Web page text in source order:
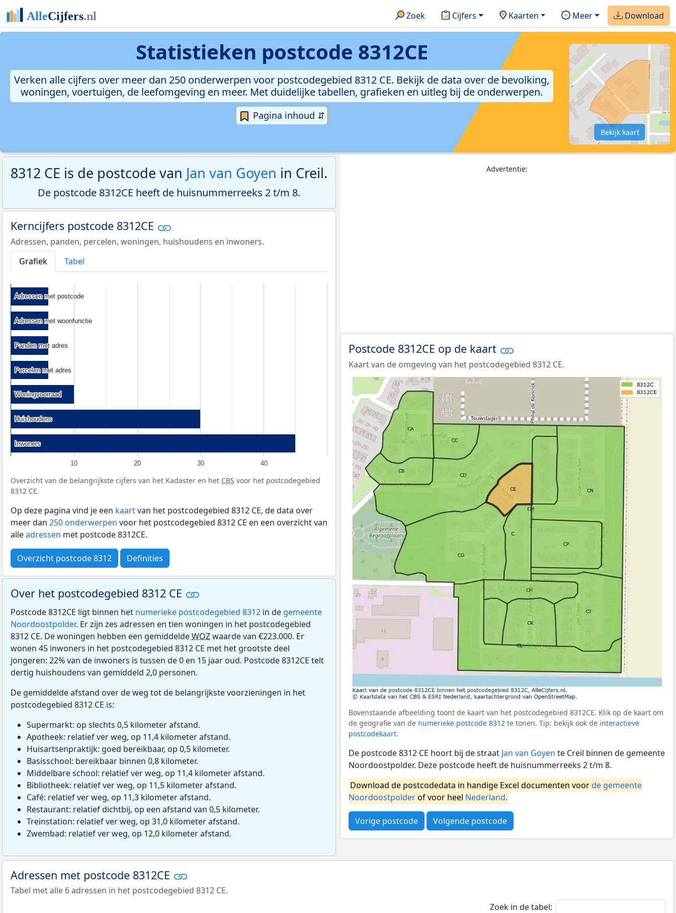
Zoek Cijfers Kaarten Meer Download
Statistieken postcode 8312CE
Verken alle cijfers over meer dan 250 onderwerpen voor postcodegebied 8312 CE. Bekijk de data over de bevolking,
woningen, voertuigen, de leefomgeving en meer. Met duidelijke tabellen, grafieken en uitleg bij de onderwerpen.
Pagina inhoud ⇵
Bekijk kaart
8312 CE is de postcode van Jan van Goyen in Creil.
De postcode 8312CE heeft de huisnummerreeks 2 t/m 8.
Kerncijfers postcode 8312CE
Adressen, panden, percelen, woningen, huishoudens en inwoners.
Grafiek
Tabel
10 20 30 40
Adressen met postcode
Adressen met postcode
Adressen met woonfunctie
Adressen met woonfunctie
Panden met adres
Panden met adres
Percelen met adres
Percelen met adres
Woningvoorraad
Woningvoorraad
Huishoudens
Huishoudens
Inwoners
Inwoners
Overzicht van de belangrijkste cijfers van het Kadaster en het CBS voor het postcodegebied
8312 CE.
Op deze pagina vind je een kaartvan het postcodegebied 8312 CE, de data over
meer dan 250 onderwerpen voor het postcodegebied 8312 CE en een overzicht van
alleadressen met postcode 8312CE.
Overzicht postcode 8312 Definities
Over het postcodegebied 8312 CE
Postcode 8312CE ligt binnen het numerieke postcodegebied 8312 in de gemeente
Noordoostpolder. Er zijn zes adressen en tien woningen in het postcodegebied
8312 CE. De woningen hebben een gemiddeldeWOZwaarde van €223.000. Er
wonen 45 inwoners in het postcodegebied 8312 CE met het grootste deel
jongeren: 22% van de inwoners is tussen de 0 en 15 jaar oud. Postcode 8312CE telt
dertig huishoudens van gemiddeld 2,0 personen.
De gemiddelde afstand over de weg tot de belangrijkste voorzieningen in het
postcodegebied 8312 CE is:
Supermarkt: op slechts 0,5 kilometer afstand.
Apotheek: relatief ver weg, op 11,4 kilometer afstand.
Huisartsenpraktijk: goed bereikbaar, op 0,5 kilometer.
Basisschool: bereikbaar binnen 0,8 kilometer.
Middelbare school: relatief ver weg, op 11,4 kilometer afstand.
Bibliotheek: relatief ver weg, op 11,5 kilometer afstand.
Café: relatief ver weg, op 11,3 kilometer afstand.
Restaurant: relatief dichtbij, op een afstand van 0,5 kilometer.
Treinstation: relatief ver weg, op 31,0 kilometer afstand.
Zwembad: relatief ver weg, op 12,0 kilometer afstand.
Advertentie:
Postcode 8312CE op de kaart
Kaart van de omgeving van het postcodegebied 8312 CE.
Bovenstaande afbeelding toont de kaart van het postcodegebied 8312CE. Klik op de kaart om
de geografie van de numerieke postcode 8312 te tonen. Tip: bekijk ook de interactieve
postcodekaart.
De postcode 8312 CE hoort bij de straat Jan van Goyen te Creil binnen de gemeente
Noordoostpolder. Deze postcode heeft de huisnummerreeks 2 t/m 8.
Download de postcodedata in handige Excel documenten voorde gemeente
Noordoostpolderof voor heel Nederland.
Vorige postcode Volgende postcode
Adressen met postcode 8312CE
Tabel met alle 6 adressen in het postcodegebied 8312 CE.
Zoek in de tabel: